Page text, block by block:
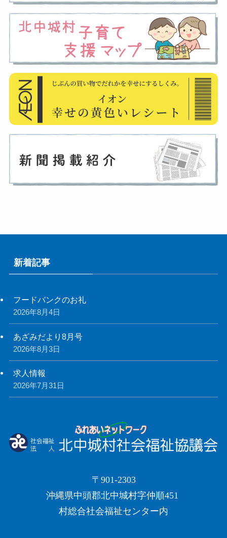
新着記事
フードバンクのお礼
2026年8月4日
あざみだより8月号
2026年8月3日
求人情報
2026年7月31日
〒901-2303
沖縄県中頭郡北中城村字仲順451
村総合社会福祉センター内